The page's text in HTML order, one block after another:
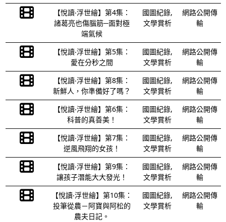
【悅讀‧浮世繪】第4集：
諸葛亮也傷腦筋─面對極
端氣候
國圖紀錄,
文學賞析
網路公開傳
輸
【悅讀‧浮世繪】第5集：
愛在分秒之間
國圖紀錄,
文學賞析
網路公開傳
輸
【悅讀‧浮世繪】第8集：
新鮮人，你準備好了嗎？
國圖紀錄,
文學賞析
網路公開傳
輸
【悅讀‧浮世繪】第6集：
科普的真善美！
國圖紀錄,
文學賞析
網路公開傳
輸
【悅讀‧浮世繪】第7集：
逆風飛翔的女孩！
國圖紀錄,
文學賞析
網路公開傳
輸
【悅讀‧浮世繪】第9集：
讓孩子潛能大大發光！
國圖紀錄,
文學賞析
網路公開傳
輸
【悅讀‧浮世繪】第10集：
投筆從農－阿寶與阿松的
農夫日記。
國圖紀錄,
文學賞析
網路公開傳
輸